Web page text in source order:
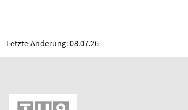
Letzte Änderung: 08.07.26